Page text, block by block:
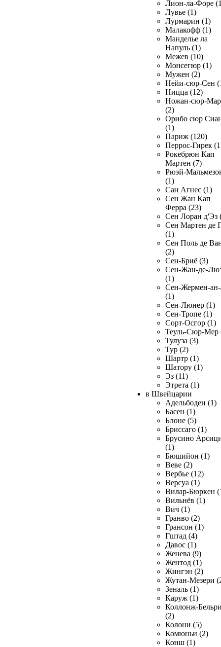
Лион-ла-Форе
Лувье (1)
Лурмарин (1)
Малакофф (1)
Манделье ла
Напуль (1)
Межев (10)
Монсегюр (1)
Мужен (2)
Нейи-сюр-Сен
Ницца (12)
Ножан-сюр-
(2)
Орибо сюр
(1)
Париж (120)
Перрос-Гирек
Рокебрюн Кап
Мартен (7)
Рюэй-
(1)
Сан Агнес (1)
Сен Жан Кап
Ферра (23)
Сен Лоран д'Эз
Сен Мартен де
(1)
Сен Поль де
(2)
Сен-Бриё (3)
Сен-Жан-де-
(1)
Сен-Жермен-
(1)
Сен-Люнер (1)
Сен-Тропе (1)
Сорт-Осгор (1)
Теуль-Сюр-Мер
Тулуза (3)
Тур (2)
Шартр (1)
Шатору (1)
Эз (11)
Этрета (1)
в Швейцарии
Адельбоден (1)
Басен (1)
Блоне (5)
Бриссаго (1)
Брусино
(1)
Бюшийон (1)
Веве (2)
Вербье (12)
Версуа (1)
Вилар-Бюркен
Вильнёв (1)
Вич (1)
Гранво (2)
Грансон (1)
Гштад (4)
Давос (1)
Женева (9)
Жентод (1)
Жингэн (2)
Жутан-Мезери
Зеналь (1)
Каруж (1)
Коллонж-
(2)
Колони (5)
Комюньи (2)
Конш (1)